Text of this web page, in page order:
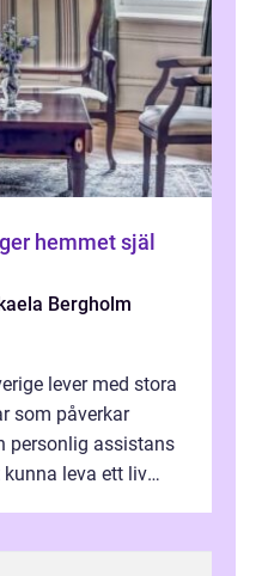
hemmet själ
Bergholm
lever med stora
som påverkar
personlig assistans
leva ett liv